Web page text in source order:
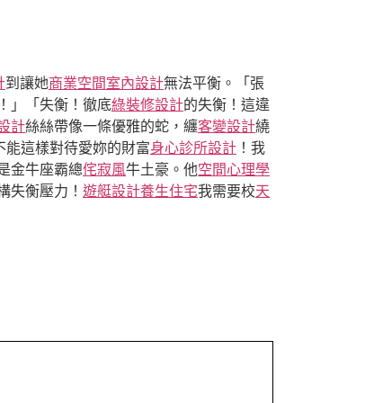
到讓她商業空間室內設計無法平衡。「張
」「失衡！徹底綠裝修設計的失衡！這違
計絲絲帶像一條優雅的蛇，纏客變設計繞
能這樣對待愛妳的財富身心診所設計 ！我
金牛座霸總侘寂風牛土豪。他空間心理學
失衡壓力！ 遊艇設計養生住宅我需要校天